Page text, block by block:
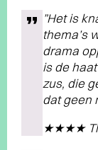
”Het is
thema’s
drama
is de
zus, die
dat geen
★★★★